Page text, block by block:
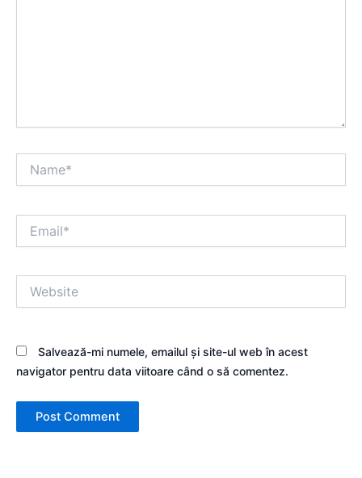
Salvează-mi numele, emailul și site-ul web în acest
navigator pentru data viitoare când o să comentez.